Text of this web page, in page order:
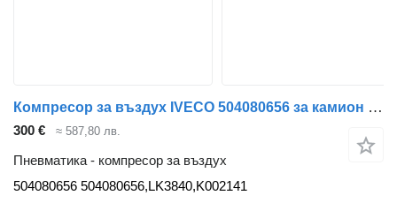
Компресор за въздух IVECO 504080656 за камион IVECO Euro Cargo
300 € ≈ 587,80 лв.
Пневматика - компресор за въздух
504080656 504080656,LK3840,K002141